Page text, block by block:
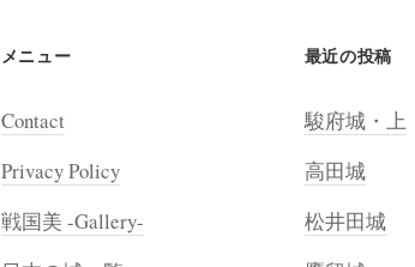
メニュー
Contact
Privacy Policy
戦国美 -Gallery-
最近の投稿
駿府城・上
高田城
松井田城